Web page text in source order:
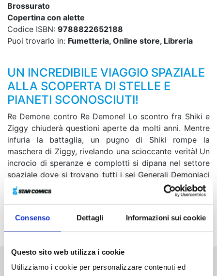
Consenso Dettagli Informazioni sui cookie
Questo sito web utilizza i cookie
Utilizziamo i cookie per personalizzare contenuti ed
Brossurato
Copertina con alette
Codice ISBN: 9788822652188
Puoi trovarlo in: Fumetteria, Online store, Libreria
UN INCREDIBILE VIAGGIO SPAZIALE
ALLA SCOPERTA DI STELLE E
PIANETI SCONOSCIUTI!
Re Demone contro Re Demone! Lo scontro fra Shiki e
Ziggy chiuderà questioni aperte da molti anni. Mentre
infuria la battaglia, un pugno di Shiki rompe la
maschera di Ziggy, rivelando una scioccante verità! Un
incrocio di speranze e complotti si dipana nel settore
spaziale dove si trovano tutti i sei Generali Demoniaci
Galattici e dove si è radunato anche l’esercito della
Federazione Galattica... Mentre la minaccia del
destino immenso si mettono in moto!